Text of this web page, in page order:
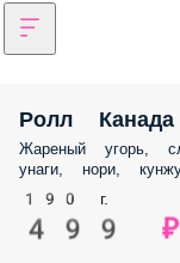
Ролл Канада
Жареный угорь,
унаги, нори,
190 г.
499 ₽